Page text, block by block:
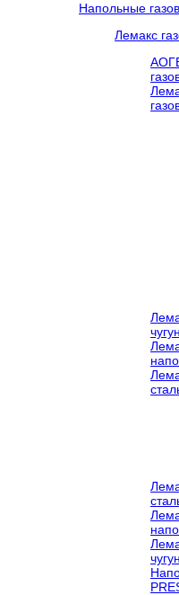
Напольные
Лемакс